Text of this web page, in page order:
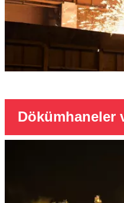
Dökümhaneler